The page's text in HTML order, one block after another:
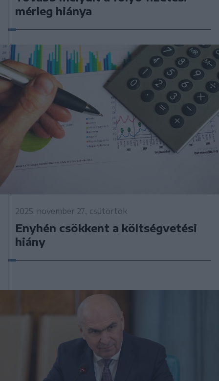
mérleg hiánya
2025. november 27., csütörtök
Enyhén csökkent a költségvetési
hiány